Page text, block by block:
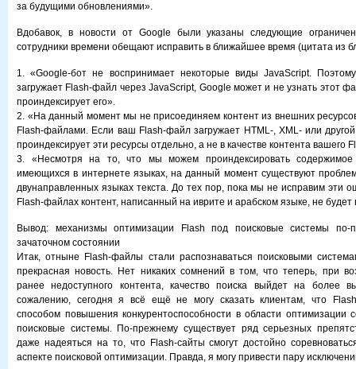
за будущими обновлениями».
Вдобавок, в новости от Google были указаны следующие
сотрудники времени обещают исправить в ближайшее время (цитата из
1. «Google-бот не воспринимает некоторые виды JavaScript.
загружает Flash-файл через JavaScript, Google может и не узнать этот
проиндексирует его».
2. «На данный момент мы не присоединяем контент из внешних
Flash-файлами. Если ваш Flash-файл загружает HTML-, XML- или
проиндексирует эти ресурсы отдельно, а не в качестве контента вашего
3. «Несмотря на то, что мы можем проиндексировать
имеющихся в интернете языках, на данный момент существуют
двунаправленных языках текста. До тех пор, пока мы не исправим эти
Flash-файлах контент, написанный на иврите и арабском языке, не будет
Вывод: механизмы оптимизации Flash под поисковые системы по-
зачаточном состоянии
Итак, отныне Flash-файлы стали распознаваться поисковыми
прекрасная новость. Нет никаких сомнений в том, что теперь, при
ранее недоступного контента, качество поиска выйдет на более
сожалению, сегодня я всё ещё не могу сказать клиентам, что
способом повышения конкурентоспособности в области оптимизации
поисковые системы. По-прежнему существует ряд серьезных
даже надеяться на то, что Flash-сайты смогут достойно
аспекте поисковой оптимизации. Правда, я могу привести пару